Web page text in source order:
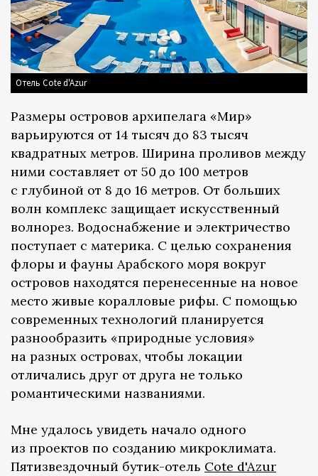
Отель Cote d'Azur
Размеры островов архипелага «Мир»
варьируются от 14 тысяч до 83 тысяч
квадратных метров. Ширина проливов между
ними составляет от 50 до 100 метров
с глубиной от 8 до 16 метров. От больших
волн комплекс защищает искусственный
волнорез. Водоснабжение и электричество
поступает с материка. С целью сохранения
флоры и фауны Арабского моря вокруг
островов находятся перенесенные на новое
место живые коралловые рифы. С помощью
современных технологий планируется
разнообразить «природные условия»
на разных островах, чтобы локации
отличались друг от друга не только
романтическими названиями.
Мне удалось увидеть начало одного
из проектов по созданию микроклимата.
Пятизвездочный бутик-отель Cote d'Azur